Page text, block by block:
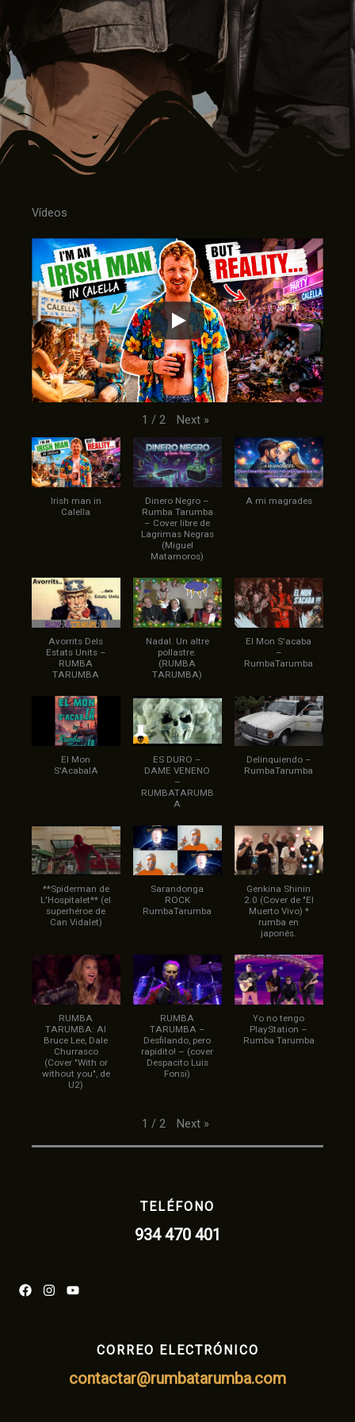
Vídeos
1 / 2 Next »
Irish man in
Calella
Dinero Negro –
Rumba Tarumba
– Cover libre de
Lagrimas Negras
(Miguel
Matamoros)
A mi magrades
Avorrits Dels
Estats Units –
RUMBA
TARUMBA
Nadal. Un altre
pollastre.
(RUMBA
TARUMBA)
El Mon S'acaba
–
RumbaTarumba
El Mon
S'AcabaIA
ES DURO –
DAME VENENO
–
RUMBATARUMB
A
Delinquiendo –
RumbaTarumba
**Spiderman de
L'Hospitalet** (el
superhéroe de
Can Vidalet)
Sarandonga
ROCK
RumbaTarumba
Genkina Shinin
2.0 (Cover de "El
Muerto Vivo) *
rumba en
japonés.
RUMBA
TARUMBA: Al
Bruce Lee, Dale
Churrasco
(Cover "With or
without you", de
U2)
RUMBA
TARUMBA –
Desfilando, pero
rapidito! – (cover
Despacito Luis
Fonsi)
Yo no tengo
PlayStation –
Rumba Tarumba
1 / 2 Next »
TELÉFONO
934 470 401
CORREO ELECTRÓNICO
contactar@rumbatarumba.com